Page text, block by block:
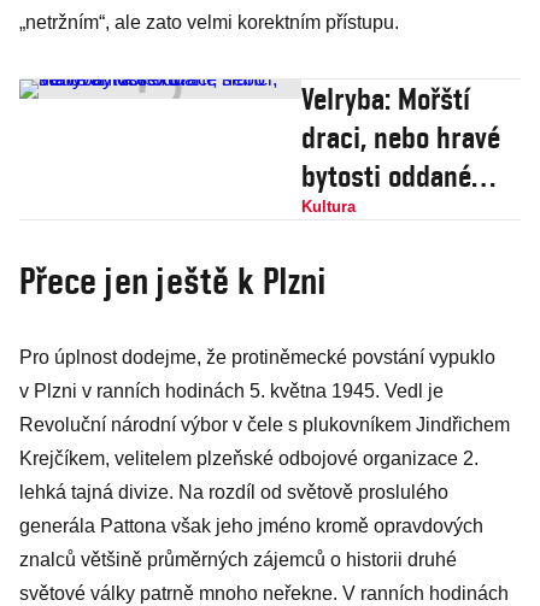
„netržním“, ale zato velmi korektním přístupu.
Velryba: Mořští
draci, nebo hravé
bytosti oddané
slunci, surfování a
Kultura
Přece jen ještě k Plzni
Pro úplnost dodejme, že protiněmecké povstání vypuklo
v Plzni v ranních hodinách 5. května 1945. Vedl je
Revoluční národní výbor v čele s plukovníkem Jindřichem
Krejčíkem, velitelem plzeňské odbojové organizace 2.
lehká tajná divize. Na rozdíl od světově proslulého
generála Pattona však jeho jméno kromě opravdových
znalců většině průměrných zájemců o historii druhé
světové války patrně mnoho neřekne. V ranních hodinách